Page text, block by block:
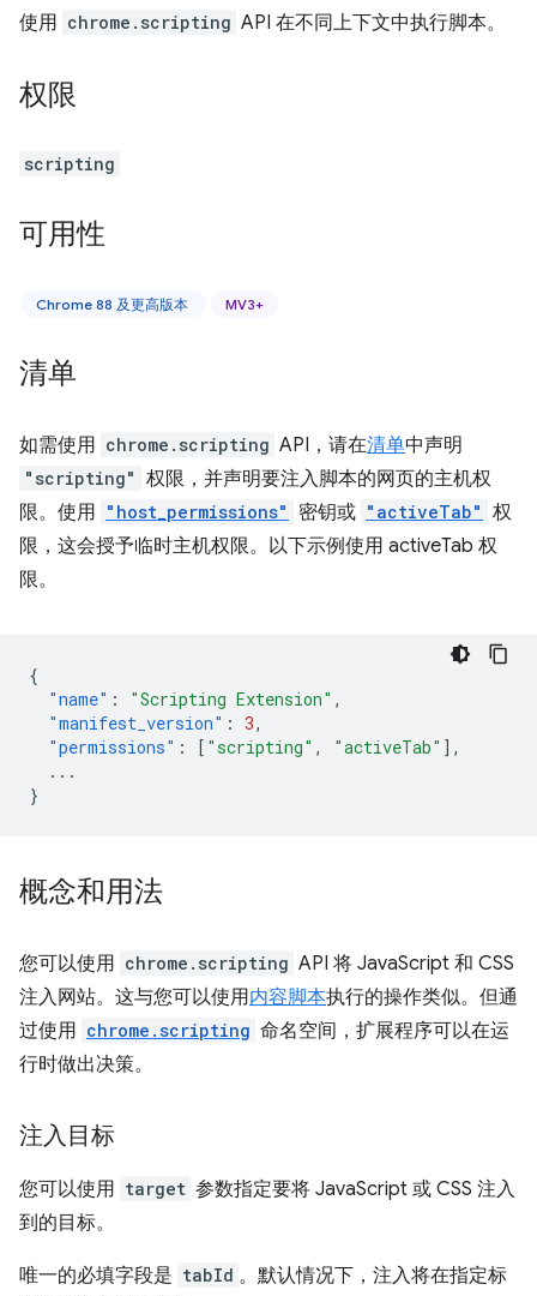
使用 chrome.scripting API 在不同上下文中执行脚本。
权限
scripting
可用性
Chrome 88 及更高版本 MV3+
清单
如需使用 chrome.scripting API，请在清单中声明
"scripting" 权限，并声明要注入脚本的网页的主机权
限。使用 "host_permissions" 密钥或 "activeTab" 权
限，这会授予临时主机权限。以下示例使用 activeTab 权
限。
{
"name" : "Scripting Extension" ,
"manifest_version" : 3,
"permissions" : [ "scripting" , "activeTab" ],
...
}
概念和用法
您可以使用 chrome.scripting API 将 JavaScript 和 CSS
注入网站。这与您可以使用内容脚本执行的操作类似。但通
过使用 chrome.scripting 命名空间，扩展程序可以在运
行时做出决策。
注入目标
您可以使用 target 参数指定要将 JavaScript 或 CSS 注入
到的目标。
唯一的必填字段是 tabId 。默认情况下，注入将在指定标